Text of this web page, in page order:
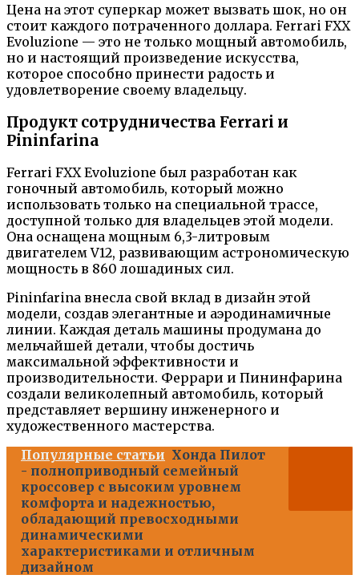
Цена на этот суперкар может вызвать шок, но он
стоит каждого потраченного доллара. Ferrari FXX
Evoluzione — это не только мощный автомобиль,
но и настоящий произведение искусства,
которое способно принести радость и
удовлетворение своему владельцу.
Продукт сотрудничества Ferrari и
Pininfarina
Ferrari FXX Evoluzione был разработан как
гоночный автомобиль, который можно
использовать только на специальной трассе,
доступной только для владельцев этой модели.
Она оснащена мощным 6,3-литровым
двигателем V12, развивающим астрономическую
мощность в 860 лошадиных сил.
Pininfarina внесла свой вклад в дизайн этой
модели, создав элегантные и аэродинамичные
линии. Каждая деталь машины продумана до
мельчайшей детали, чтобы достичь
максимальной эффективности и
производительности. Феррари и Пининфарина
создали великолепный автомобиль, который
представляет вершину инженерного и
художественного мастерства.
Популярные статьи Хонда Пилот
- полноприводный семейный
кроссовер с высоким уровнем
комфорта и надежностью,
обладающий превосходными
динамическими
характеристиками и отличным
дизайном